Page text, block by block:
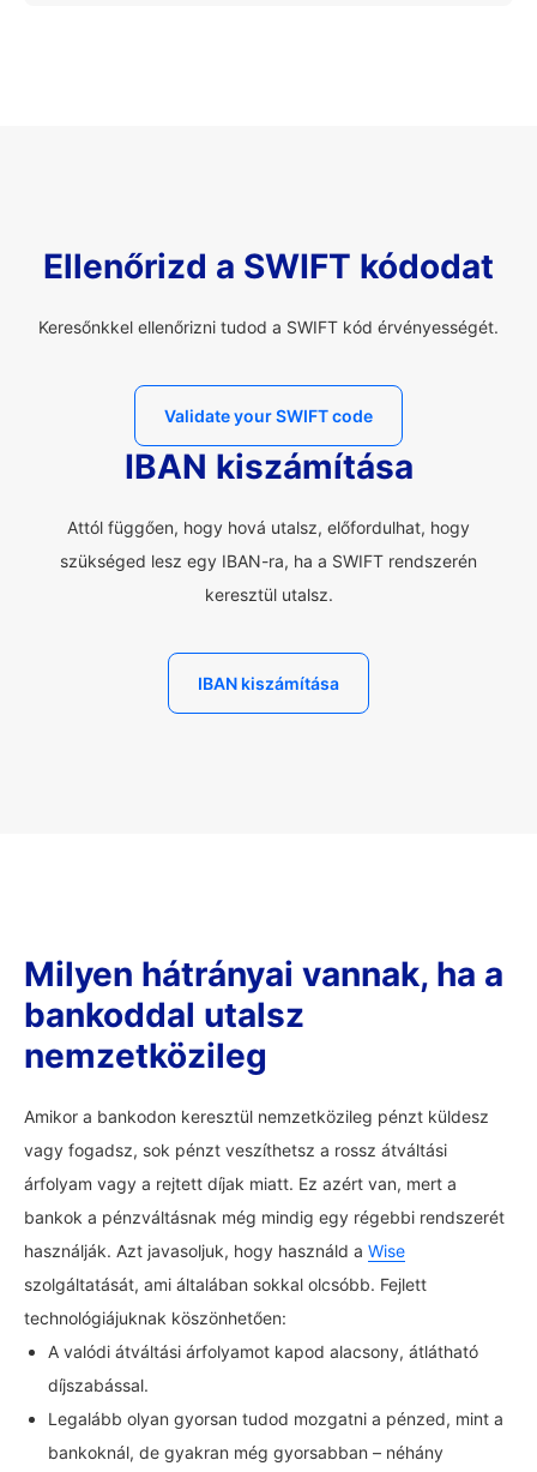
Ellenőrizd a SWIFT kódodat
Keresőnkkel ellenőrizni tudod a SWIFT kód érvényességét.
Validate your SWIFT code
IBAN kiszámítása
Attól függően, hogy hová utalsz, előfordulhat, hogy
szükséged lesz egy IBAN-ra, ha a SWIFT rendszerén
keresztül utalsz.
IBAN kiszámítása
Milyen hátrányai vannak, ha a
bankoddal utalsz
nemzetközileg
Amikor a bankodon keresztül nemzetközileg pénzt küldesz
vagy fogadsz, sok pénzt veszíthetsz a rossz átváltási
árfolyam vagy a rejtett díjak miatt. Ez azért van, mert a
bankok a pénzváltásnak még mindig egy régebbi rendszerét
használják. Azt javasoljuk, hogy használd a Wise
szolgáltatását, ami általában sokkal olcsóbb. Fejlett
technológiájuknak köszönhetően:
A valódi átváltási árfolyamot kapod alacsony, átlátható
díjszabással.
Legalább olyan gyorsan tudod mozgatni a pénzed, mint a
bankoknál, de gyakran még gyorsabban – néhány